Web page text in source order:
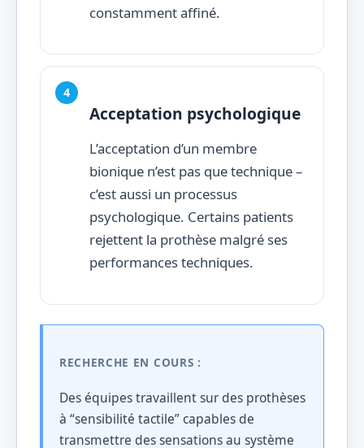
constamment affiné.
Acceptation psychologique
L’acceptation d’un membre
bionique n’est pas que technique –
c’est aussi un processus
psychologique. Certains patients
rejettent la prothèse malgré ses
performances techniques.
RECHERCHE EN COURS :
Des équipes travaillent sur des prothèses
à “sensibilité tactile” capables de
transmettre des sensations au système